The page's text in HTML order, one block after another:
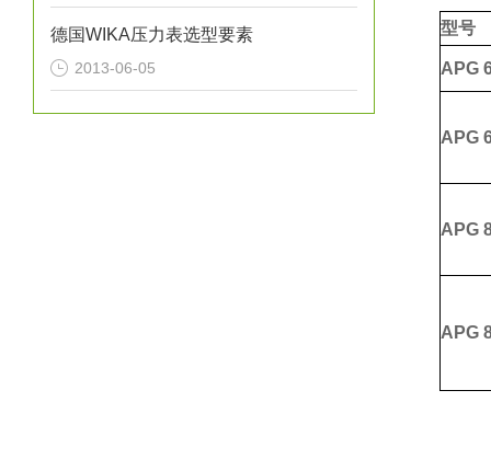
德国WIKA压力表选型要素
2013-06-05
型号
APG
APG
APG
APG